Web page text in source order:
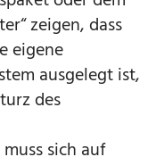
zeigen, dass
eigene
ausgelegt ist,
des
sich auf